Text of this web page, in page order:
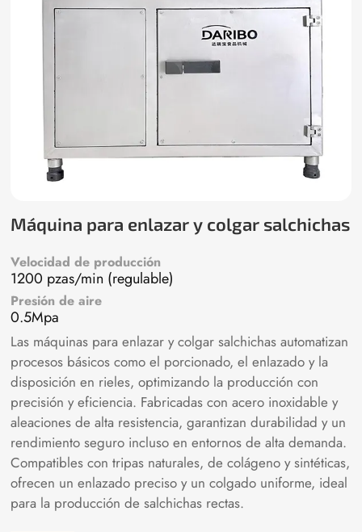
Máquina para enlazar y colgar salchichas
Velocidad de producción
1200 pzas/min (regulable)
Presión de aire
0.5Mpa
Las máquinas para enlazar y colgar salchichas automatizan
procesos básicos como el porcionado, el enlazado y la
disposición en rieles, optimizando la producción con
precisión y eficiencia. Fabricadas con acero inoxidable y
aleaciones de alta resistencia, garantizan durabilidad y un
rendimiento seguro incluso en entornos de alta demanda.
Compatibles con tripas naturales, de colágeno y sintéticas,
ofrecen un enlazado preciso y un colgado uniforme, ideal
para la producción de salchichas rectas.